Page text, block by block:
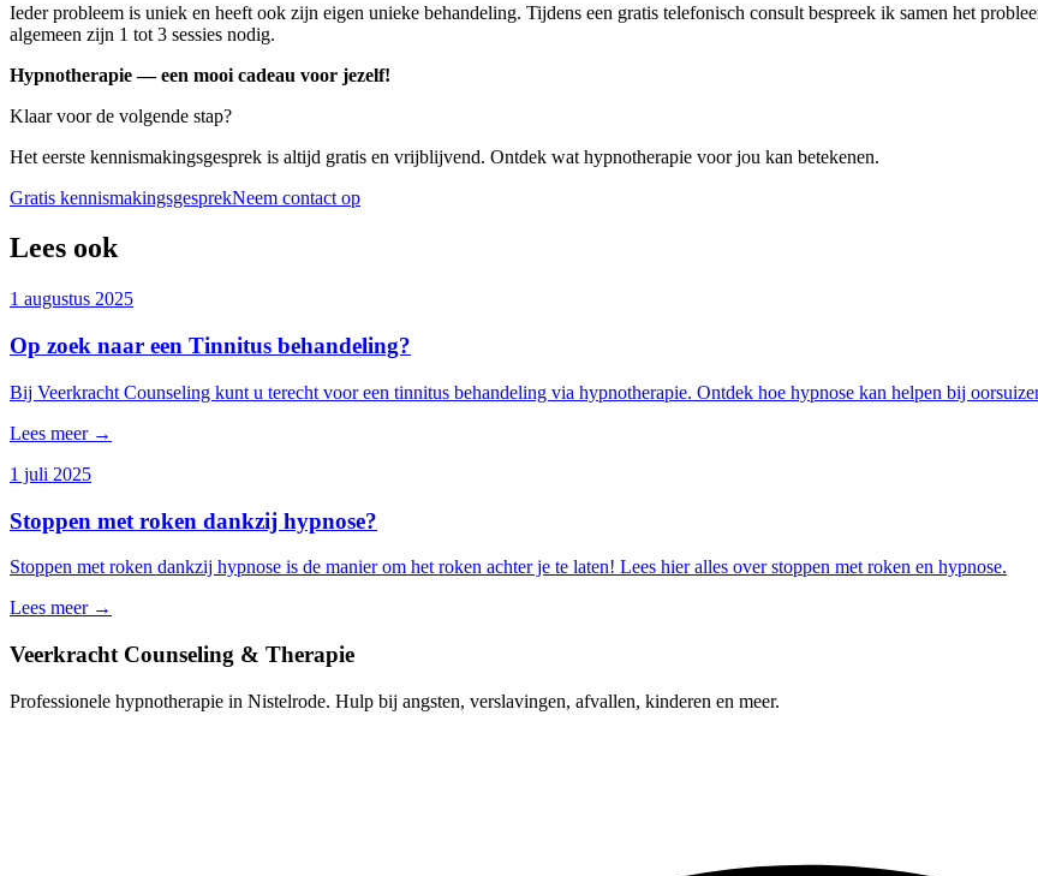
Ieder probleem is uniek en heeft ook zijn eigen unieke behandeling. Tijdens een gratis telefonisch consult bespreek ik samen het
algemeen zijn 1 tot 3 sessies nodig.
Hypnotherapie — een mooi cadeau voor jezelf!
Klaar voor de volgende stap?
Het eerste kennismakingsgesprek is altijd gratis en vrijblijvend. Ontdek wat hypnotherapie voor jou kan betekenen.
Gratis kennismakingsgesprekNeem contact op
Lees ook
1 augustus 2025
Op zoek naar een Tinnitus behandeling?
Bij Veerkracht Counseling kunt u terecht voor een tinnitus behandeling via hypnotherapie. Ontdek hoe hypnose kan helpen bij
Lees meer →
1 juli 2025
Stoppen met roken dankzij hypnose?
Stoppen met roken dankzij hypnose is de manier om het roken achter je te laten! Lees hier alles over stoppen met roken en hypnose.
Lees meer →
Veerkracht Counseling & Therapie
Professionele hypnotherapie in Nistelrode. Hulp bij angsten, verslavingen, afvallen, kinderen en meer.